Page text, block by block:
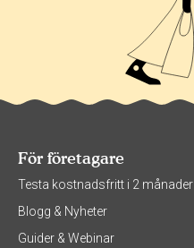
För företagare
Testa kostnadsfritt i 2 månader
Blogg & Nyheter
Guider & Webinar